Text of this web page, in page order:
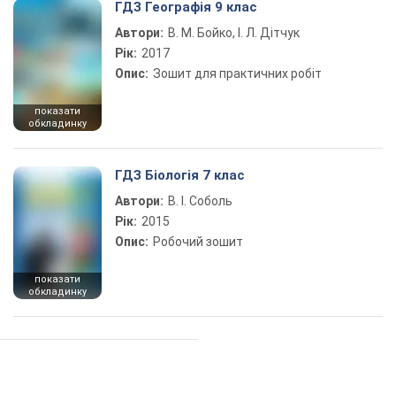
показати
обкладинку
ГДЗ Географія 9 клас
Автори: В. М. Бойко, І. Л. Дітчук
Рік: 2017
Опис: Зошит для практичних робіт
показати
обкладинку
ГДЗ Біологія 7 клас
Автори: В. І. Соболь
Рік: 2015
Опис: Робочий зошит